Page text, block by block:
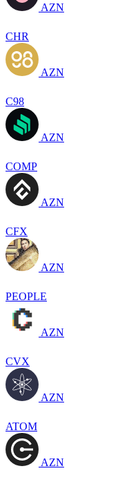
AZN
CHR
AZN
C98
AZN
COMP
AZN
CFX
AZN
PEOPLE
AZN
CVX
AZN
ATOM
AZN